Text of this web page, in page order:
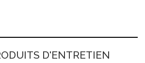
D'ENTRETIEN